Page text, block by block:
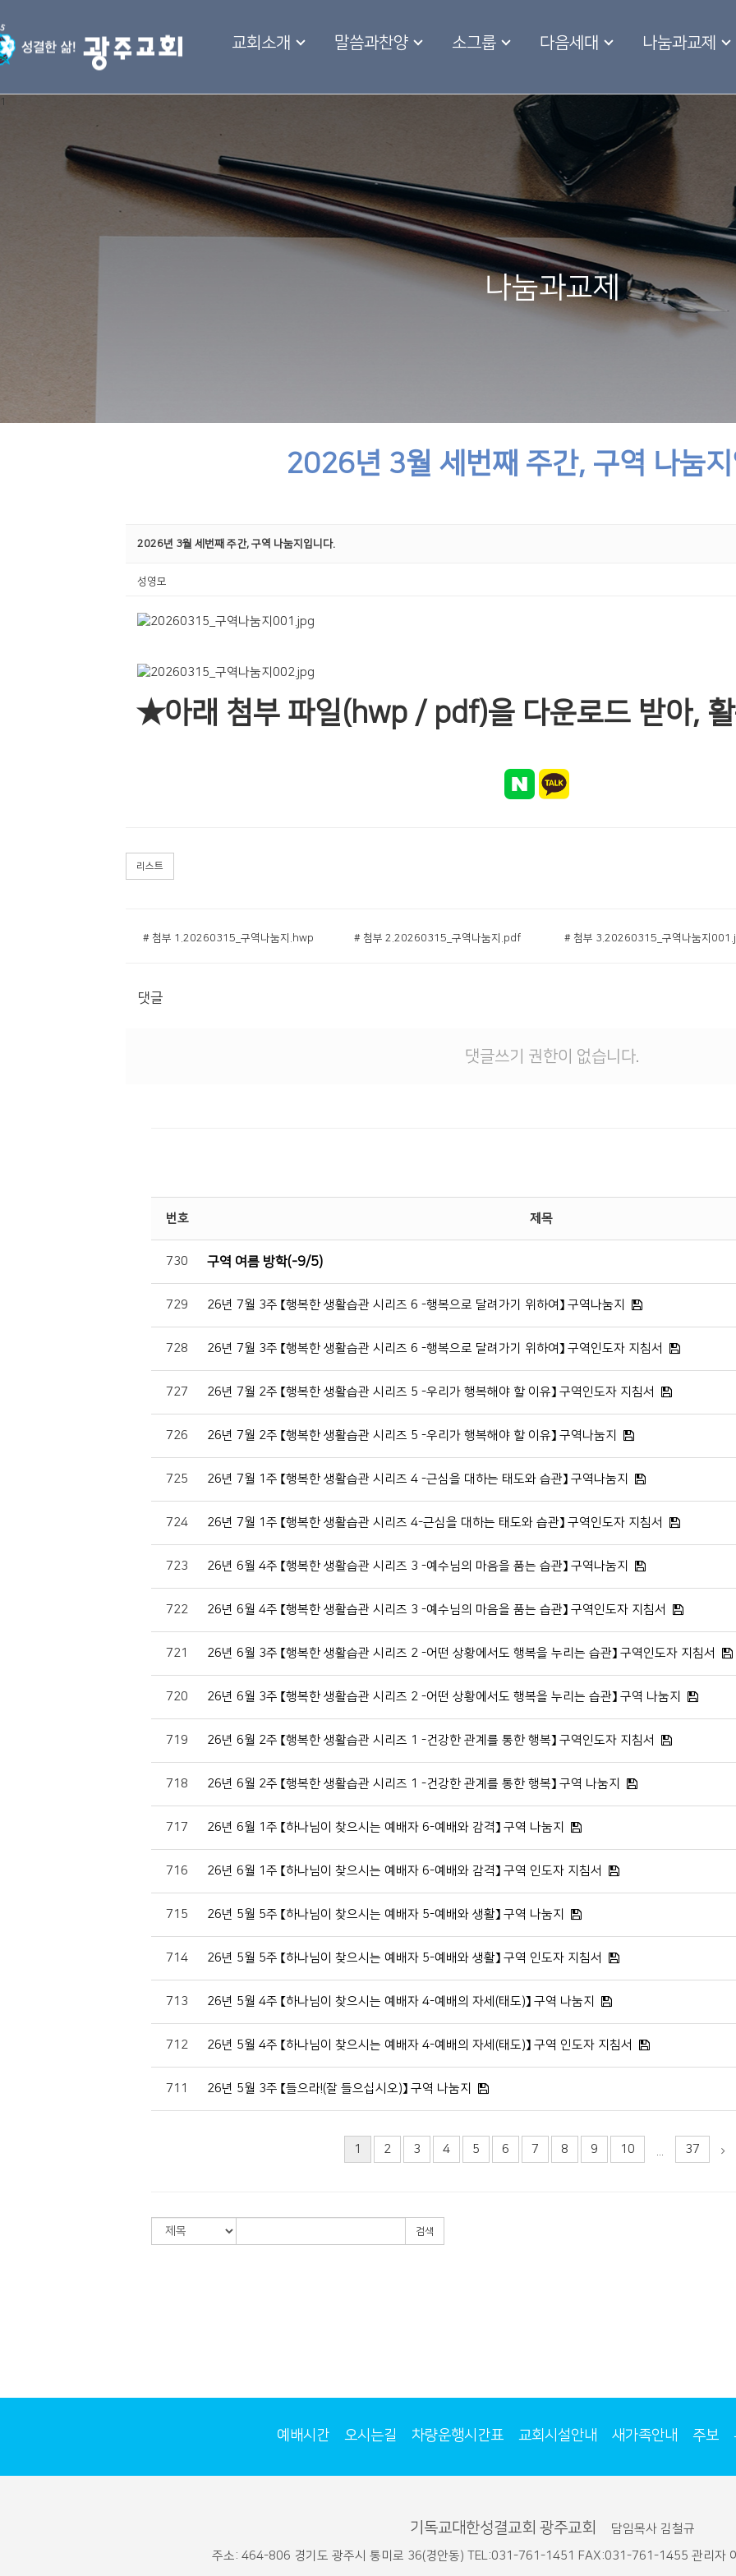
교회소개 말씀과찬양 소그룹 다음세대 나눔과교제
1
나눔과교제
2026년 3월 세번째 주간, 구역 나눔
2026년 3월 세번째 주간, 구역 나눔지입니다.
성영모
★아래 첨부 파일(hwp / pdf)을 다운로드 받아,
리스트
# 첨부 1.20260315_구역나눔지.hwp # 첨부 2.20260315_구역나눔지.pdf # 첨부 3.20260315_구역나눔지
댓글
댓글쓰기 권한이 없습니다.
번호 제목
730 구역 여름 방학(-9/5)
729 26년 7월 3주 【행복한 생활습관 시리즈 6 -행복으로 달려가기 위하여】 구역나눔지
728 26년 7월 3주 【행복한 생활습관 시리즈 6 -행복으로 달려가기 위하여】 구역인도자 지침서
727 26년 7월 2주 【행복한 생활습관 시리즈 5 -우리가 행복해야 할 이유】 구역인도자 지침서
726 26년 7월 2주 【행복한 생활습관 시리즈 5 -우리가 행복해야 할 이유】 구역나눔지
725 26년 7월 1주 【행복한 생활습관 시리즈 4 -근심을 대하는 태도와 습관】 구역나눔지
724 26년 7월 1주 【행복한 생활습관 시리즈 4-근심을 대하는 태도와 습관】 구역인도자 지침서
723 26년 6월 4주 【행복한 생활습관 시리즈 3 -예수님의 마음을 품는 습관】 구역나눔지
722 26년 6월 4주 【행복한 생활습관 시리즈 3 -예수님의 마음을 품는 습관】 구역인도자 지침서
721 26년 6월 3주 【행복한 생활습관 시리즈 2 -어떤 상황에서도 행복을 누리는 습관】 구역인도자 지침서
720 26년 6월 3주 【행복한 생활습관 시리즈 2 -어떤 상황에서도 행복을 누리는 습관】 구역 나눔지
719 26년 6월 2주 【행복한 생활습관 시리즈 1 -건강한 관계를 통한 행복】 구역인도자 지침서
718 26년 6월 2주 【행복한 생활습관 시리즈 1 -건강한 관계를 통한 행복】 구역 나눔지
717 26년 6월 1주 【하나님이 찾으시는 예배자 6-예배와 감격】 구역 나눔지
716 26년 6월 1주 【하나님이 찾으시는 예배자 6-예배와 감격】 구역 인도자 지침서
715 26년 5월 5주 【하나님이 찾으시는 예배자 5-예배와 생활】 구역 나눔지
714 26년 5월 5주 【하나님이 찾으시는 예배자 5-예배와 생활】 구역 인도자 지침서
713 26년 5월 4주 【하나님이 찾으시는 예배자 4-예배의 자세(태도)】 구역 나눔지
712 26년 5월 4주 【하나님이 찾으시는 예배자 4-예배의 자세(태도)】 구역 인도자 지침서
711 26년 5월 3주 【들으라!(잘 들으십시오)】 구역 나눔지
1 2 3 4 5 6 7 8 9 10 37
검색
예배시간 오시는길 차량운행시간표 교회시설안내 새가족안내 주보
기독교대한성결교회 광주교회
담임목사 김철규
주소: 464-806 경기도 광주시 통미로 36(경안동) TEL:031-761-1451 FAX:031-761-1455 관리자